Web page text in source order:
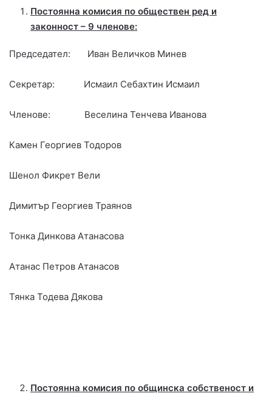
Постоянна комисия по обществен ред и
законност – 9 членове:
Председател: Иван Величков Минев
Секретар: Исмаил Себахтин Исмаил
Членове: Веселина Тенчева Иванова
Камен Георгиев Тодоров
Шенол Фикрет Вели
Димитър Георгиев Траянов
Тонка Динкова Атанасова
Атанас Петров Атанасов
Тянка Тодева Дякова
Постоянна комисия по общинска собственост и